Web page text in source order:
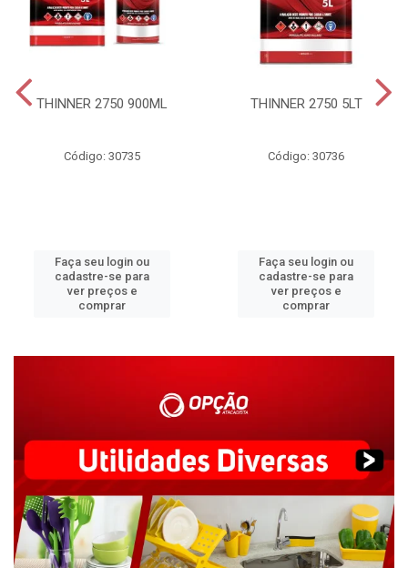
THINNER 2750 900ML
Código: 30735
Faça seu login ou
cadastre-se para
ver preços e
comprar
THINNER 2750 5LT
Código: 30736
Faça seu login ou
cadastre-se para
ver preços e
comprar